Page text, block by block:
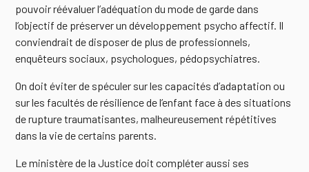
pouvoir réévaluer l’adéquation du mode de garde dans
l’objectif de préserver un développement psycho affectif. Il
conviendrait de disposer de plus de professionnels,
enquêteurs sociaux, psychologues, pédopsychiatres.
On doit éviter de spéculer sur les capacités d’adaptation ou
sur les facultés de résilience de l’enfant face à des situations
de rupture traumatisantes, malheureusement répétitives
dans la vie de certains parents.
Le ministère de la Justice doit compléter aussi ses